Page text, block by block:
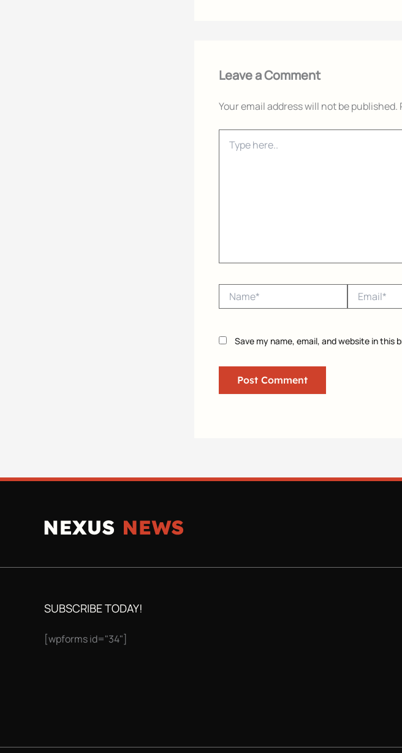
Leave a Comment
Your email address will not be published.
here..
Save my name, email, and website in this
SUBSCRIBE TODAY!
[wpforms id="34"]